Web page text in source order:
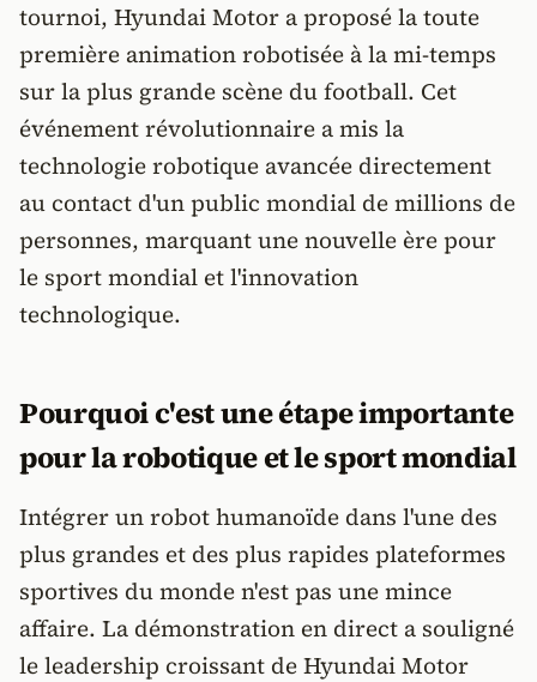
tournoi, Hyundai Motor a proposé la toute
première animation robotisée à la mi-temps
sur la plus grande scène du football. Cet
événement révolutionnaire a mis la
technologie robotique avancée directement
au contact d'un public mondial de millions de
personnes, marquant une nouvelle ère pour
le sport mondial et l'innovation
technologique.
Pourquoi c'est une étape importante
pour la robotique et le sport mondial
Intégrer un robot humanoïde dans l'une des
plus grandes et des plus rapides plateformes
sportives du monde n'est pas une mince
affaire. La démonstration en direct a souligné
le leadership croissant de Hyundai Motor